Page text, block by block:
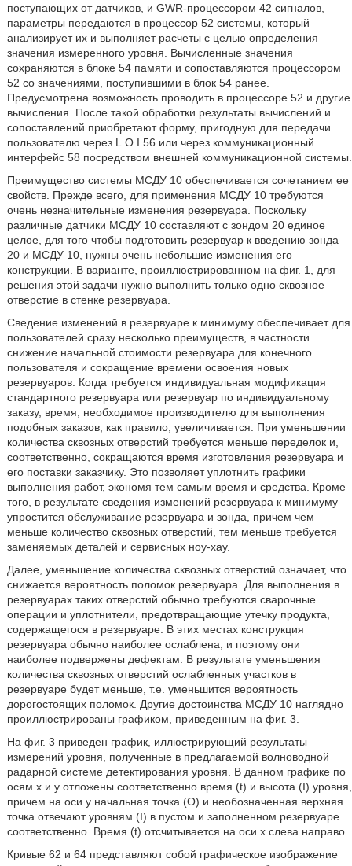
поступающих от датчиков, и GWR-процессором 42 сигналов,
параметры передаются в процессор 52 системы, который
анализирует их и выполняет расчеты с целью определения
значения измеренного уровня. Вычисленные значения
сохраняются в блоке 54 памяти и сопоставляются процессором
52 со значениями, поступившими в блок 54 ранее.
Предусмотрена возможность проводить в процессоре 52 и другие
вычисления. После такой обработки результаты вычислений и
сопоставлений приобретают форму, пригодную для передачи
пользователю через L.O.I 56 или через коммуникационный
интерфейс 58 посредством внешней коммуникационной системы.
Преимущество системы МСДУ 10 обеспечивается сочетанием ее
свойств. Прежде всего, для применения МСДУ 10 требуются
очень незначительные изменения резервуара. Поскольку
различные датчики МСДУ 10 составляют с зондом 20 единое
целое, для того чтобы подготовить резервуар к введению зонда
20 и МСДУ 10, нужны очень небольшие изменения его
конструкции. В варианте, проиллюстрированном на фиг. 1, для
решения этой задачи нужно выполнить только одно сквозное
отверстие в стенке резервуара.
Сведение изменений в резервуаре к минимуму обеспечивает для
пользователей сразу несколько преимуществ, в частности
снижение начальной стоимости резервуара для конечного
пользователя и сокращение времени освоения новых
резервуаров. Когда требуется индивидуальная модификация
стандартного резервуара или резервуар по индивидуальному
заказу, время, необходимое производителю для выполнения
подобных заказов, как правило, увеличивается. При уменьшении
количества сквозных отверстий требуется меньше переделок и,
соответственно, сокращаются время изготовления резервуара и
его поставки заказчику. Это позволяет уплотнить графики
выполнения работ, экономя тем самым время и средства. Кроме
того, в результате сведения изменений резервуара к минимуму
упростится обслуживание резервуара и зонда, причем чем
меньше количество сквозных отверстий, тем меньше требуется
заменяемых деталей и сервисных ноу-хау.
Далее, уменьшение количества сквозных отверстий означает, что
снижается вероятность поломок резервуара. Для выполнения в
резервуарах таких отверстий обычно требуются сварочные
операции и уплотнители, предотвращающие утечку продукта,
содержащегося в резервуаре. В этих местах конструкция
резервуара обычно наиболее ослаблена, и поэтому они
наиболее подвержены дефектам. В результате уменьшения
количества сквозных отверстий ослабленных участков в
резервуаре будет меньше, т.е. уменьшится вероятность
дорогостоящих поломок. Другие достоинства МСДУ 10 наглядно
проиллюстрированы графиком, приведенным на фиг. 3.
На фиг. 3 приведен график, иллюстрирующий результаты
измерений уровня, полученные в предлагаемой волноводной
радарной системе детектирования уровня. В данном графике по
осям х и у отложены соответственно время (t) и высота (I) уровня,
причем на оси у начальная точка (О) и необозначенная верхняя
точка отвечают уровням (I) в пустом и заполненном резервуаре
соответственно. Время (t) отсчитывается на оси х слева направо.
Кривые 62 и 64 представляют собой графическое изображение